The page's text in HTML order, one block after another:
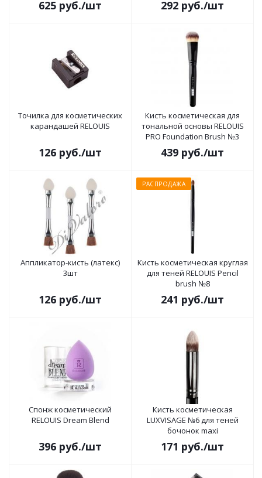
625 руб./шт 292 руб./шт
Точилка для косметических
карандашей RELOUIS
126 руб./шт
Кисть косметическая для
тональной основы RELOUIS
PRO Foundation Brush №3
439 руб./шт
Аппликатор-кисть (латекс)
3шт
126 руб./шт
РАСПРОДАЖА
Кисть косметическая круглая
для теней RELOUIS Pencil
brush №8
241 руб./шт
Спонж косметический
RELOUIS Dream Blend
396 руб./шт
Кисть косметическая
LUXVISAGE №6 для теней
бочонок maxi
171 руб./шт